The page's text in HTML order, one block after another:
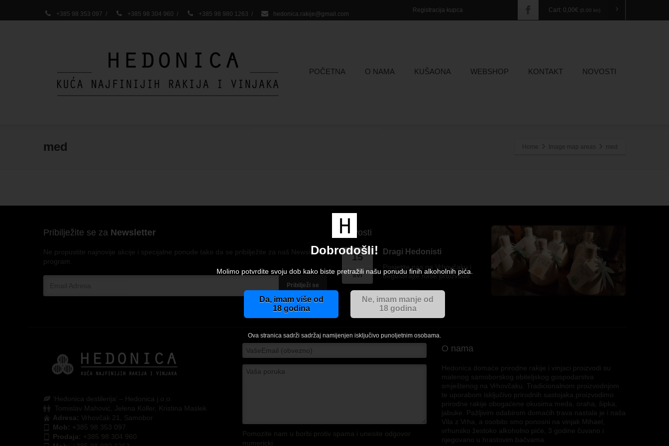
+385 98 353 097 / +385 98 304 960 / +385 98 980 1263 / hedonica.rakije@gmail.com
Registracija kupca Cart: 0,00€ (0,00 kn)
POČETNA O NAMA KUŠAONA WEBSHOP KONTAKT NOVOSTI
med Home Image map areas med
Pribilježite se za Newsletter
Ne propustite najnovije akcije i specijalne ponude tako da se pribilježite za naš Newsletter
program.
Pribilježi se
Novosti
15
svi
Dragi Hedonisti
Posjetite nas na Vrhovčaku i
degustirajte naše proizvode
‘Hedonica destilerija’ – Hedonica j.o.o.
Tomislav Mahović, Jelena Koller, Kristina Maslek
Adresa: Vrhovčak 21, Samobor
Mob: +385 98 353 097
Prodaja: +385 98 304 960
Pomozite nam u borbi protiv spama i unesite odgovor
numericki
O nama
Hedonica domaće prirodne rakije i vinjaci proizvodi su
malenog samoborskog obiteljskog gospodarstva
smještenog na Vrhovčaku. Tradicionalnom proizvodnjom
te uporabom isključivo prirodnih sastojaka proizvodimo
prirodne rakije obogaćene okusima meda, oraha, šipka,
jabuke. Pažljivim odabirom domaćih trava nastala je i naša
Vila z Vrha, a osobito smo ponosni na vinjak Mihael,
vrhunsko žestoko alkoholno piće, 3 godine čuvano i
njegovano u hrastovim bačvama.
Dobrodošli!
Molimo potvrdite svoju dob kako biste pretražili našu ponudu finih alkoholnih pića.
Da, imam više od
18 godina
Ne, imam manje od
18 godina
Ova stranica sadrži sadržaj namijenjen isključivo punoljetnim osobama.